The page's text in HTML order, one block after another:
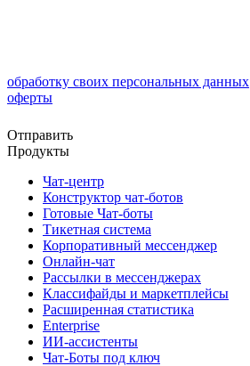
обработку своих персональных данных
оферты
Отправить
Продукты
Чат-центр
Конструктор чат-ботов
Готовые Чат-боты
Тикетная система
Корпоративный мессенджер
Онлайн-чат
Рассылки в мессенджерах
Классифайды и маркетплейсы
Расширенная статистика
Enterprise
ИИ-ассистенты
Чат-Боты под ключ